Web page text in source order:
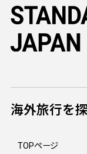
海外旅行を
TOPページ